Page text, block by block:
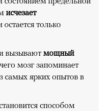
исчезает
остается только
вызывают мощный
мозг запоминает
самых ярких опытов в
способом